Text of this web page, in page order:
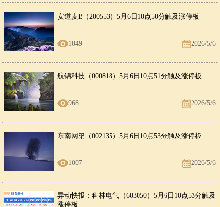
安道麦B（200553）5月6日10点50分触及涨停板
1049 2026/5/6
航锦科技（000818）5月6日10点51分触及涨停板
968 2026/5/6
东南网架（002135）5月6日10点53分触及涨停板
1007 2026/5/6
异动快报：科林电气（603050）5月6日10点53分触及
涨停板